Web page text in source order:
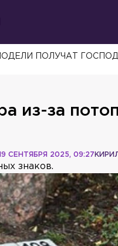
ПОЛУЧАТ
из-за
СЕНТЯБРЯ 2025, 09:27
знаков.